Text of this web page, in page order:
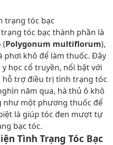
tóc bạc thành phần là
(Polygonum multiflorum),
phơi khô để làm thuốc. Đây
học cổ truyền, nổi bật với
trợ điều trị tình trạng tóc
năm qua, hà thủ ô khô
như một phương thuốc để
là giúp tóc đen mượt tự
bạc tóc.
Tình Trạng Tóc Bạc